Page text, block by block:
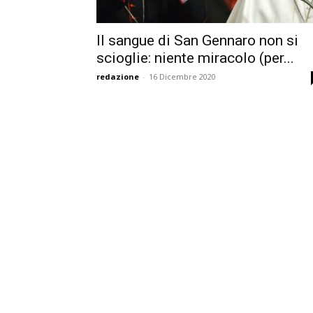
Il sangue di San Gennaro non si
scioglie: niente miracolo (per...
redazione - 16 Dicembre 2020